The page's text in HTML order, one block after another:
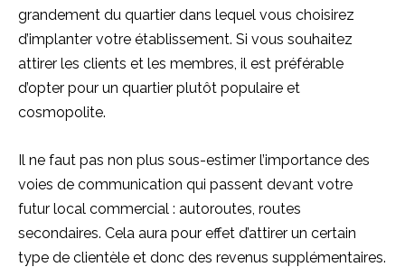
grandement du quartier dans lequel vous choisirez
d’implanter votre établissement. Si vous souhaitez
attirer les clients et les membres, il est préférable
d’opter pour un quartier plutôt populaire et
cosmopolite.
Il ne faut pas non plus sous-estimer l’importance des
voies de communication qui passent devant votre
futur local commercial : autoroutes, routes
secondaires. Cela aura pour effet d’attirer un certain
type de clientèle et donc des revenus supplémentaires.